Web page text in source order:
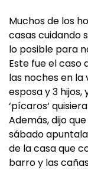
Muchos de los
casas cuidando
lo posible para
Este fue el caso
las noches en la
esposa y 3
‘pícaros‘
Además, dijo
sábado
de la casa que
barro y las